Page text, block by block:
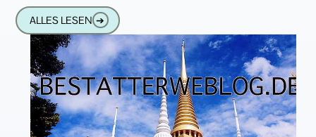
Tanzpartnerin nach einem knapp 3 Jahre
ALLES LESEN ➔